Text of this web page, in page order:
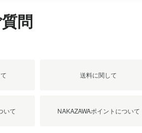
問
送料に関して
いて NAKAZAWAポイントについて